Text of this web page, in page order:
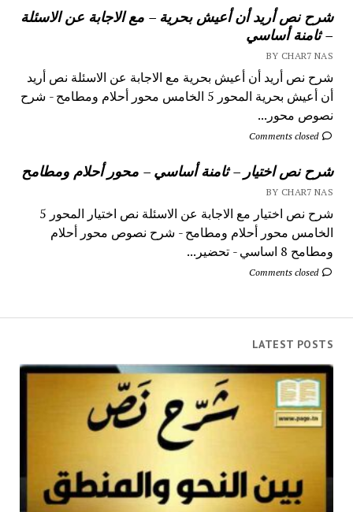
شرح نص أريد أن أعيش بحرية – مع الاجابة عن الاسئلة
– ثامنة أساسي
BY CHAR7 NAS
شرح نص أريد أن أعيش بحرية مع الاجابة عن الاسئلة نص أريد
أن أعيش بحرية المحور 5 الخامس محور أحلام ومطامح - شرح
نصوص محور...
Comments closed
شرح نص اختيار – ثامنة أساسي – محور أحلام ومطامح
BY CHAR7 NAS
شرح نص اختيار مع الاجابة عن الاسئلة نص اختيار المحور 5
الخامس محور أحلام ومطامح - شرح نصوص محور أحلام
ومطامح 8 اساسي - تحضير...
Comments closed
LATEST POSTS